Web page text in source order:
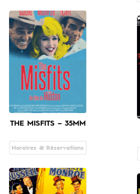
THE MISFITS – 35MM
Horaires & Réservations